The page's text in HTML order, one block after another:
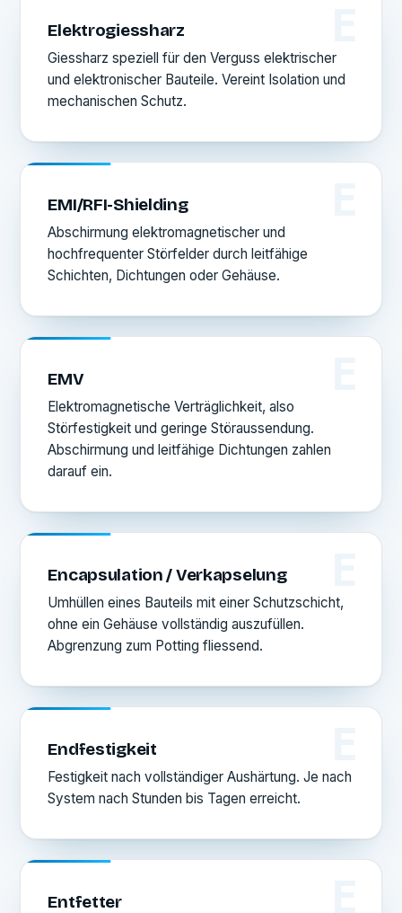
Elektrogiessharz
Giessharz speziell für den Verguss elektrischer
und elektronischer Bauteile. Vereint Isolation und
mechanischen Schutz.
EMI/RFI-Shielding
Abschirmung elektromagnetischer und
hochfrequenter Störfelder durch leitfähige
Schichten, Dichtungen oder Gehäuse.
EMV
Elektromagnetische Verträglichkeit, also
Störfestigkeit und geringe Störaussendung.
Abschirmung und leitfähige Dichtungen zahlen
darauf ein.
Encapsulation / Verkapselung
Umhüllen eines Bauteils mit einer Schutzschicht,
ohne ein Gehäuse vollständig auszufüllen.
Abgrenzung zum Potting fliessend.
Endfestigkeit
Festigkeit nach vollständiger Aushärtung. Je nach
System nach Stunden bis Tagen erreicht.
Entfetter